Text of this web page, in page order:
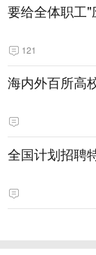
要给全体职工
121
海内外百所高
全国计划招聘